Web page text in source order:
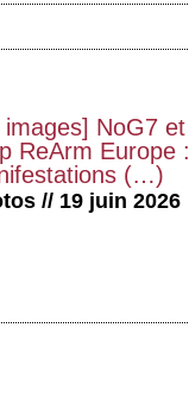
images] NoG7 et
ReArm Europe :
(…)
// 19 juin 2026